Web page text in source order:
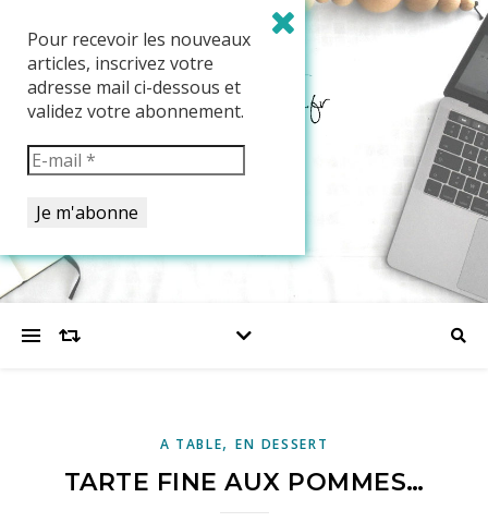
A TABLE,EN DESSERT
TARTE FINE AUX POMMES…
Pour recevoir les nouveaux
articles, inscrivez votre
adresse mail ci-dessous et
validez votre abonnement.